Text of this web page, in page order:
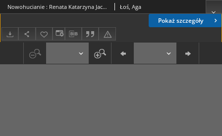
Pokaż szczegóły
Nowohucianie : Renata Katarzyna Jacher (z domu Nowak) Łoś, Aga